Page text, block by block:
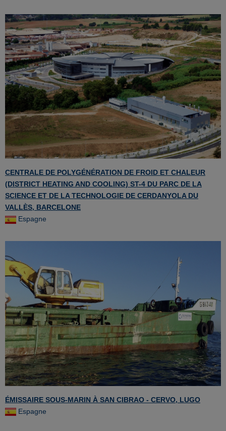
CENTRALE DE POLYGÉNÉRATION DE FROID ET CHALEUR
(DISTRICT HEATING AND COOLING) ST-4 DU PARC DE LA
SCIENCE ET DE LA TECHNOLOGIE DE CERDANYOLA DU
VALLÈS, BARCELONE
Espagne
ÉMISSAIRE SOUS-MARIN À SAN CIBRAO - CERVO, LUGO
Espagne